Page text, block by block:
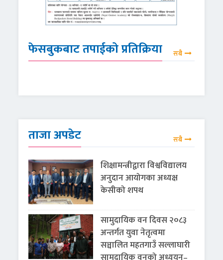
फेसबुकबाट तपाईको प्रतिक्रिया सबै
ताजा अपडेट सबै
शिक्षामन्त्रीद्वारा विश्वविद्यालय
अनुदान आयोगका अध्यक्ष
केसीको शपथ
सामुदायिक वन दिवस २०८३
अन्तर्गत युवा नेतृत्वमा
सञ्चालित महतगाउँ सल्लाघारी